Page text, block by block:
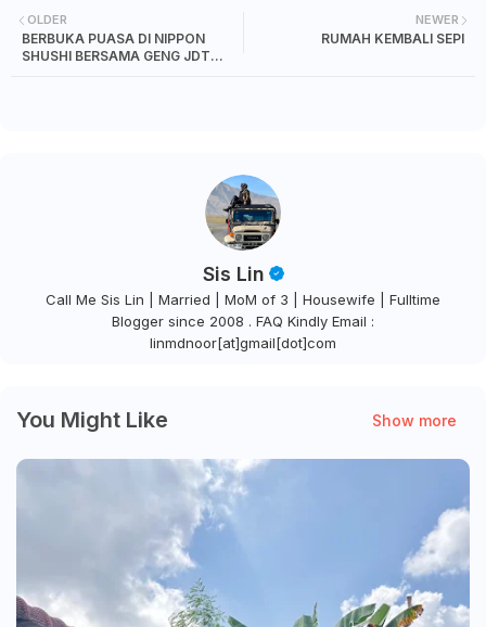
NEWER
RUMAH KEMBALI SEPI
OLDER
BERBUKA PUASA DI NIPPON
SHUSHI BERSAMA GENG JDT
Sis Lin
Call Me Sis Lin | Married | MoM of 3 | Housewife | Fulltime
Blogger since 2008 . FAQ Kindly Email :
linmdnoor[at]gmail[dot]com
You Might Like Show more